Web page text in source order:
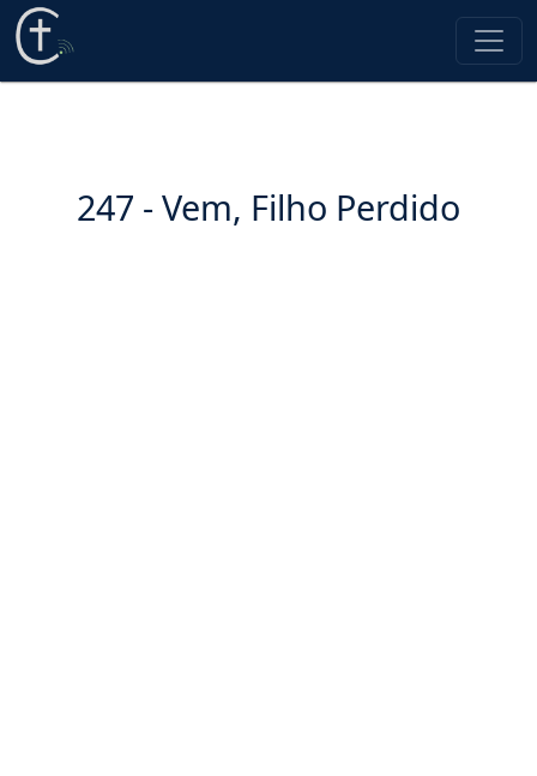
247 - Vem, Filho Perdido